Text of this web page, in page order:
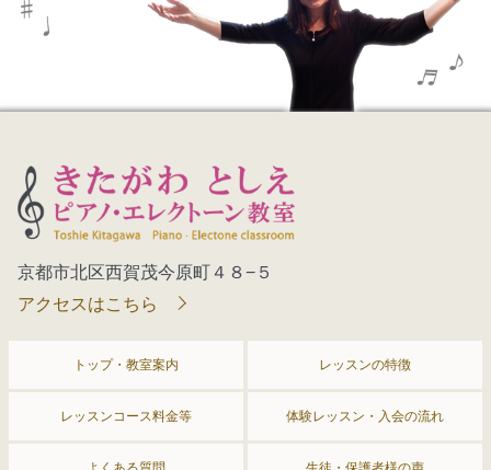
京都市北区西賀茂今原町４８−５
アクセスはこちら
トップ・教室案内 レッスンの特徴
レッスンコース料金等 体験レッスン・入会の流れ